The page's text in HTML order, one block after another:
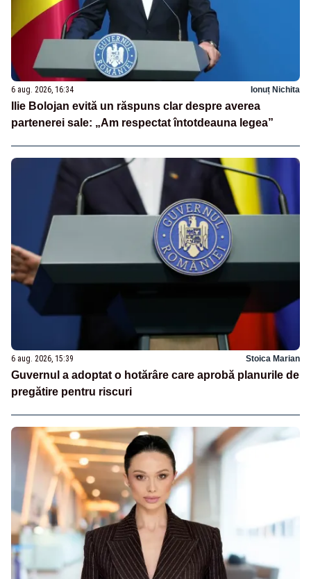
6 aug. 2026, 16:34 Ionuț Nichita
Ilie Bolojan evită un răspuns clar despre averea
partenerei sale: „Am respectat întotdeauna legea”
6 aug. 2026, 15:39 Stoica Marian
Guvernul a adoptat o hotărâre care aprobă planurile de
pregătire pentru riscuri